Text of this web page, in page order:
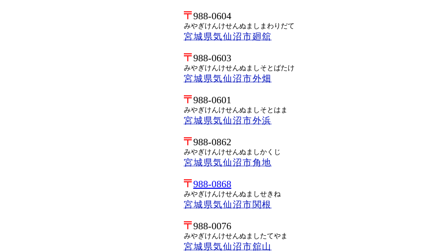
988-0604
みやぎけんけせんぬましまわりだて
宮城県気仙沼市廻舘
988-0603
みやぎけんけせんぬましそとばたけ
宮城県気仙沼市外畑
988-0601
みやぎけんけせんぬましそとはま
宮城県気仙沼市外浜
988-0862
みやぎけんけせんぬましかくじ
宮城県気仙沼市角地
988-0868
みやぎけんけせんぬましせきね
宮城県気仙沼市関根
988-0076
みやぎけんけせんぬましたてやま
宮城県気仙沼市舘山